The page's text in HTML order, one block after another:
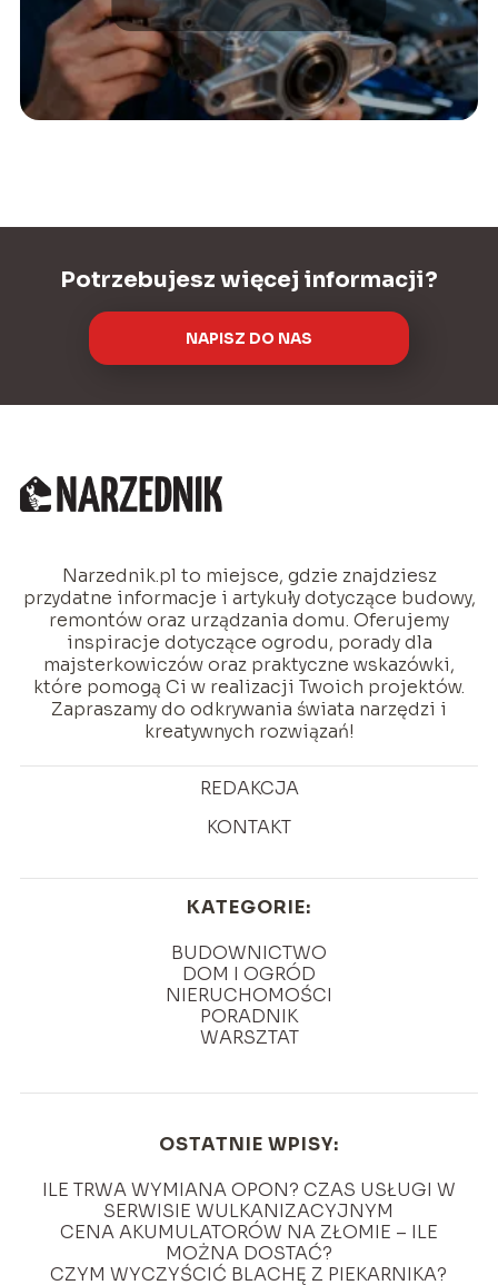
Potrzebujesz więcej informacji?
NAPISZ DO NAS
Narzednik.pl to miejsce, gdzie znajdziesz
przydatne informacje i artykuły dotyczące budowy,
remontów oraz urządzania domu. Oferujemy
inspiracje dotyczące ogrodu, porady dla
majsterkowiczów oraz praktyczne wskazówki,
które pomogą Ci w realizacji Twoich projektów.
Zapraszamy do odkrywania świata narzędzi i
kreatywnych rozwiązań!
REDAKCJA
KONTAKT
KATEGORIE:
BUDOWNICTWO
DOM I OGRÓD
NIERUCHOMOŚCI
PORADNIK
WARSZTAT
OSTATNIE WPISY:
ILE TRWA WYMIANA OPON? CZAS USŁUGI W
SERWISIE WULKANIZACYJNYM
CENA AKUMULATORÓW NA ZŁOMIE – ILE
MOŻNA DOSTAĆ?
CZYM WYCZYŚCIĆ BLACHĘ Z PIEKARNIKA?